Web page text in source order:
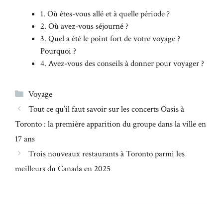
1. Où êtes-vous allé et à quelle période ?
2. Où avez-vous séjourné ?
3. Quel a été le point fort de votre voyage ?
Pourquoi ?
4. Avez-vous des conseils à donner pour voyager ?
Catégories
Voyage
Tout ce qu’il faut savoir sur les concerts Oasis à
Toronto : la première apparition du groupe dans la ville en
17 ans
Trois nouveaux restaurants à Toronto parmi les
meilleurs du Canada en 2025